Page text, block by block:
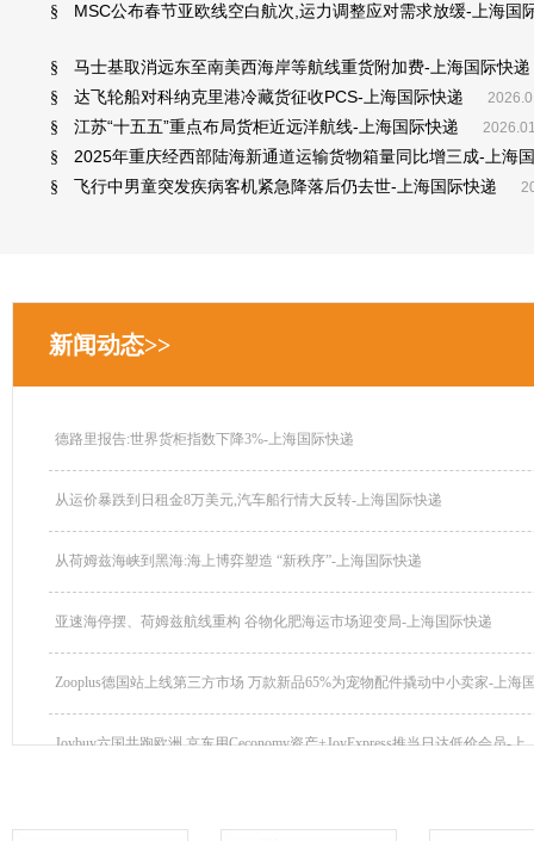
§ MSC公布春节亚欧线空白航次,运力调整应对需求放缓-上海国
§ 马士基取消远东至南美西海岸等航线重货附加费-上海国际快递
§ 达飞轮船对科纳克里港冷藏货征收PCS-上海国际快递
§ 江苏“十五五”重点布局货柜近远洋航线-上海国际快递
§ 2025年重庆经西部陆海新通道运输货物箱量同比增三成-上海
§ 飞行中男童突发疾病客机紧急降落后仍去世-上海国际快递
新闻动态>>
德路里报告:世界货柜指数下降3%-上海国际快递
从运价暴跌到日租金8万美元,汽车船行情大反转-上海国际快递
从荷姆兹海峡到黑海:海上博弈塑造 “新秩序”-上海国际快递
亚速海停摆、荷姆兹航线重构 谷物化肥海运市场迎变局-上海国际快递
Zooplus德国站上线第三方市场 万款新品65%为宠物配件撬动中小卖家-上海
Joybuy六国共跑欧洲 京东用Ceconomy资产+JoyExpress推当日达低价会员-上